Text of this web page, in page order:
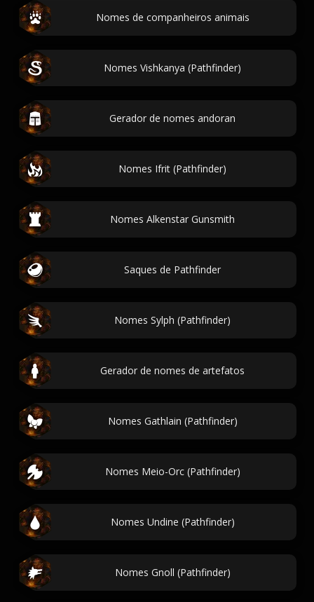
Nomes de companheiros animais
Nomes Vishkanya (Pathfinder)
Gerador de nomes andoran
Nomes Ifrit (Pathfinder)
Nomes Alkenstar Gunsmith
Saques de Pathfinder
Nomes Sylph (Pathfinder)
Gerador de nomes de artefatos
Nomes Gathlain (Pathfinder)
Nomes Meio-Orc (Pathfinder)
Nomes Undine (Pathfinder)
Nomes Gnoll (Pathfinder)